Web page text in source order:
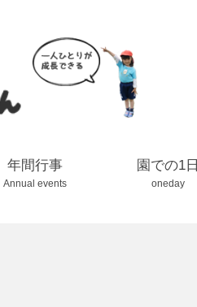
年間行事
Annual events
園での1日
oneday